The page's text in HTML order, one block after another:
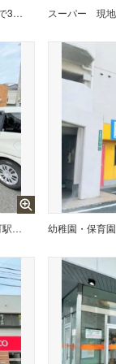
現地から850m 【JR篠栗線 原町駅】JR博多駅まで3駅10分乗車。毎日の通勤、通学にも便利です。 スーパー
現地から850m 【セブンイレブン 原町駅前店】早朝、深夜など時間を気にせずお買い物。話題のスイーツや、期間限定のお惣菜など、要チェックです 幼稚園・保育園